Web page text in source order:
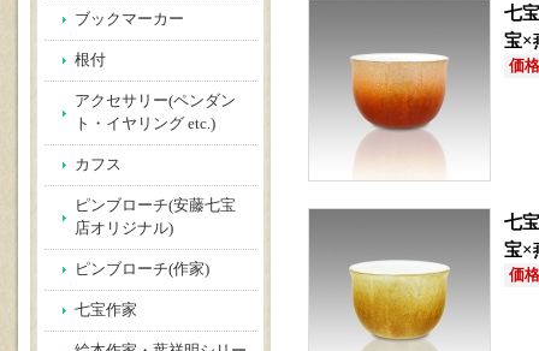
ブックマーカー
根付
アクセサリー(ペンダン
ト・イヤリング etc.)
カフス
ピンブローチ(安藤七宝
店オリジナル)
ピンブローチ(作家)
七宝作家
七
宝
価
七
宝
価